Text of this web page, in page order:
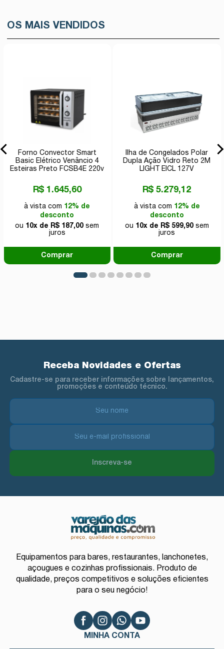
OS MAIS VENDIDOS
Forno Convector Smart
Basic Elétrico Venâncio 4
Esteiras Preto FCSB4E 220v
R$ 1.645,60
à vista com 12% de
desconto
ou 10x de R$ 187,00 sem
juros
Comprar
Ilha de Congelados Polar
Dupla Ação Vidro Reto 2M
LIGHT EICL 127V
R$ 5.279,12
à vista com 12% de
desconto
ou 10x de R$ 599,90sem
juros
Comprar
Receba Novidades e Ofertas
Cadastre-se para receber informações sobre lançamentos,
promoções e conteúdo técnico.
Inscreva-se
Equipamentos para bares, restaurantes, lanchonetes,
açougues e cozinhas profissionais. Produto de
qualidade, preços competitivos e soluções eficientes
para o seu negócio!
MINHA CONTA